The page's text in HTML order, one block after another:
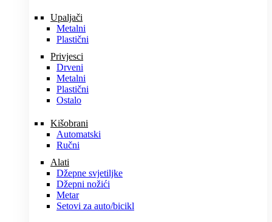
Upaljači
Metalni
Plastični
Privjesci
Drveni
Metalni
Plastični
Ostalo
Kišobrani
Automatski
Ručni
Alati
Džepne svjetiljke
Džepni nožići
Metar
Setovi za auto/bicikl